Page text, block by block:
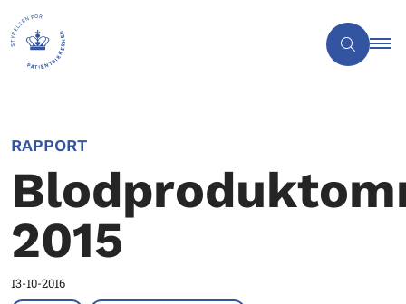
RAPPORT
2015
13-10-2016